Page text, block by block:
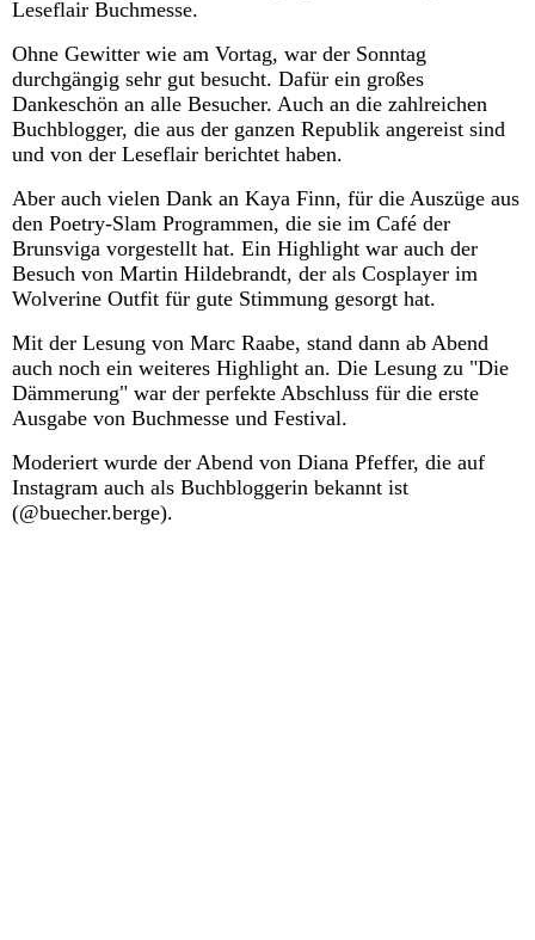
Leseflair Buchmesse.
Ohne Gewitter wie am Vortag, war der Sonntag
durchgängig sehr gut besucht. Dafür ein großes
Dankeschön an alle Besucher. Auch an die zahlreichen
Buchblogger, die aus der ganzen Republik angereist sind
und von der Leseflair berichtet haben.
Aber auch vielen Dank an Kaya Finn, für die Auszüge aus
den Poetry-Slam Programmen, die sie im Café der
Brunsviga vorgestellt hat. Ein Highlight war auch der
Besuch von Martin Hildebrandt, der als Cosplayer im
Wolverine Outfit für gute Stimmung gesorgt hat.
Mit der Lesung von Marc Raabe, stand dann ab Abend
auch noch ein weiteres Highlight an. Die Lesung zu "Die
Dämmerung" war der perfekte Abschluss für die erste
Ausgabe von Buchmesse und Festival.
Moderiert wurde der Abend von Diana Pfeffer, die auf
Instagram auch als Buchbloggerin bekannt ist
(@buecher.berge).